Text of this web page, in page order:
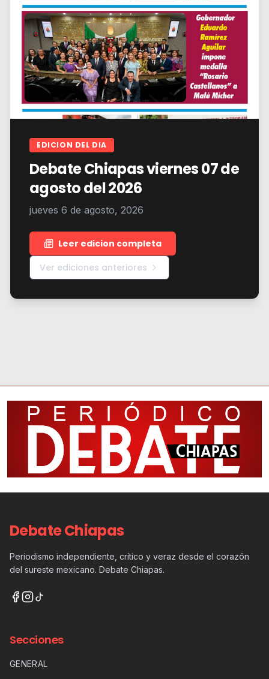
EDICION DEL DIA
Debate Chiapas viernes 07 de
agosto del 2026
jueves 6 de agosto, 2026
Leer edicion completa
Ver ediciones anteriores
Debate Chiapas
Periodismo independiente, crítico y veraz desde el corazón
del sureste mexicano. Debate Chiapas.
Secciones
GENERAL